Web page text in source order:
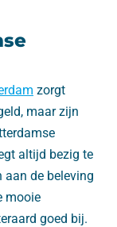
zorgt
maar zijn
altijd bezig te
aan de beleving
mooie
goed bij.